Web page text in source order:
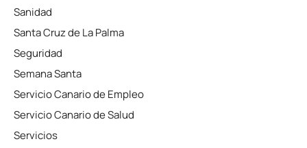
Sanidad
Santa Cruz de La Palma
Seguridad
Semana Santa
Servicio Canario de Empleo
Servicio Canario de Salud
Servicios